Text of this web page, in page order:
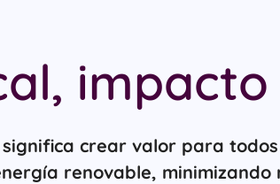
crear valor para
renovable,